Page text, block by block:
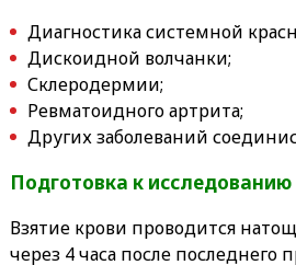
Диагностика системной
Дискоидной волчанки;
Склеродермии;
Ревматоидного артрита;
Других заболеваний
Подготовка к исследованию
Взятие крови проводится
через 4 часа после